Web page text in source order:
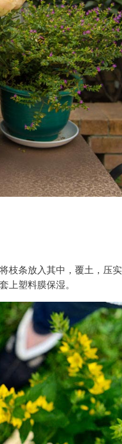
枝条放入其中，覆土，压
上塑料膜保湿。